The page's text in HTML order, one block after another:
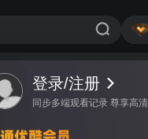
登录/注册
同步多端观看记录 尊享高
视频 讨论